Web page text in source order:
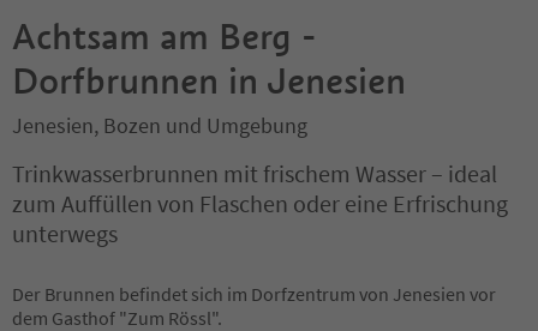
Achtsam am Berg -
Dorfbrunnen in Jenesien
Jenesien, Bozen und Umgebung
Trinkwasserbrunnen mit frischem Wasser – ideal
zum Auffüllen von Flaschen oder eine Erfrischung
unterwegs
Der Brunnen befindet sich im Dorfzentrum von Jenesien vor
dem Gasthof "Zum Rössl".